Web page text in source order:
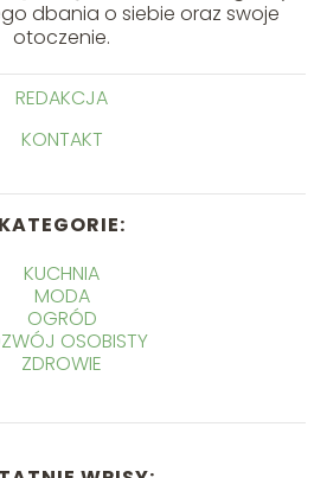
dbania o siebie oraz swoje
otoczenie.
REDAKCJA
KONTAKT
KATEGORIE:
KUCHNIA
MODA
OGRÓD
OSOBISTY
ZDROWIE